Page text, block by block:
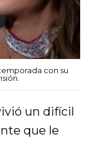
con su
un difícil
que le